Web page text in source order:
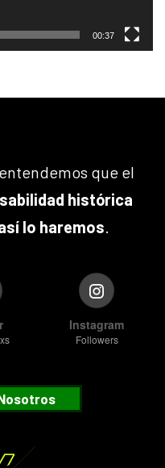
00:37
que el
histórica
lo haremos.
Instagram
Followers